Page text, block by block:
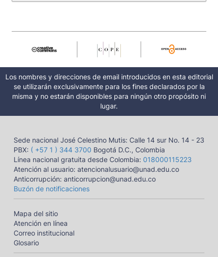
Los nombres y direcciones de email introducidos en esta editorial
se utilizarán exclusivamente para los fines declarados por la
misma y no estarán disponibles para ningún otro propósito ni
lugar.
Sede nacional José Celestino Mutis: Calle 14 sur No. 14 - 23
PBX: ( +57 1 ) 344 3700 Bogotá D.C., Colombia
Línea nacional gratuita desde Colombia: 018000115223
Atención al usuario: atencionalusuario@unad.edu.co
Anticorrupción: anticorrupcion@unad.edu.co
Buzón de notificaciones
Mapa del sitio
Atención en línea
Correo institucional
Glosario